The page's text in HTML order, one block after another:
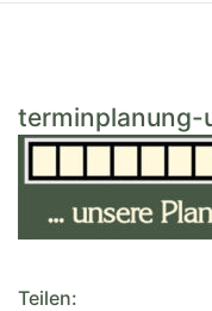
Teilen: